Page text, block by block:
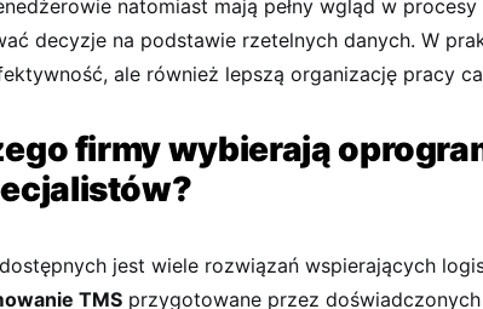
natomiast mają pełny wgląd w
decyzje na podstawie rzetelnych danych. W
ale również lepszą organizację pracy
firmy wybierają
jest wiele rozwiązań wspierających
TMS przygotowane przez